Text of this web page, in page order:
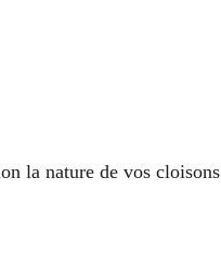
la nature de vos cloisons